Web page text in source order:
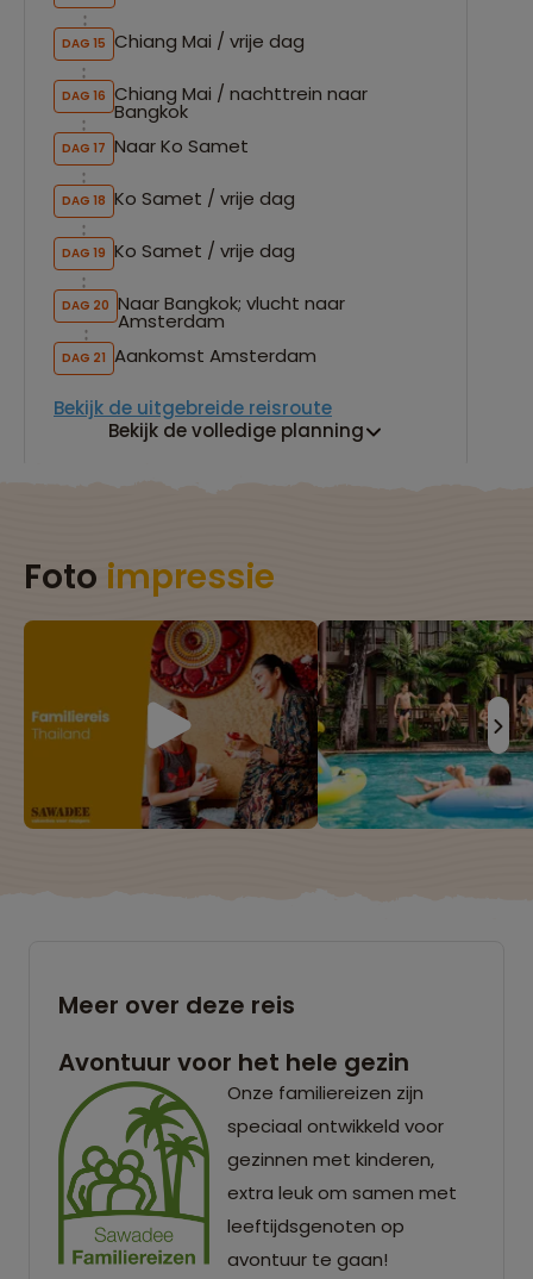
DAG 15 Chiang Mai / vrije dag
DAG 16 Chiang Mai / nachttrein naar
Bangkok
DAG 17 Naar Ko Samet
DAG 18 Ko Samet / vrije dag
DAG 19 Ko Samet / vrije dag
DAG 20 Naar Bangkok; vlucht naar
Amsterdam
DAG 21 Aankomst Amsterdam
Bekijk de uitgebreide reisroute
Bekijk de volledige planning
Foto impressie
Meer over deze reis
Avontuur voor het hele gezin
Onze familiereizen zijn
speciaal ontwikkeld voor
gezinnen met kinderen,
extra leuk om samen met
leeftijdsgenoten op
avontuur te gaan!